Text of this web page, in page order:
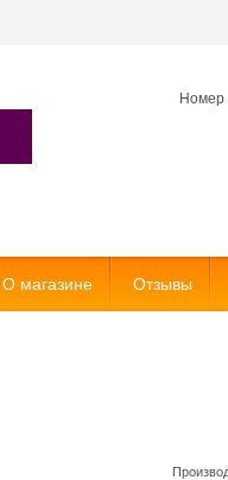
Номер
О магазине Отзывы